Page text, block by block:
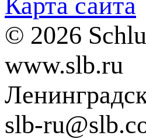
© 2026
www.slb.ru
slb-